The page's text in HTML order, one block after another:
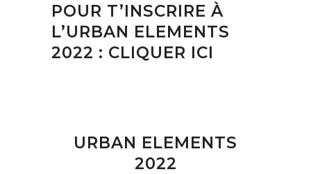
POUR T’INSCRIRE À
L’URBAN ELEMENTS
2022 : CLIQUER ICI
URBAN ELEMENTS
2022